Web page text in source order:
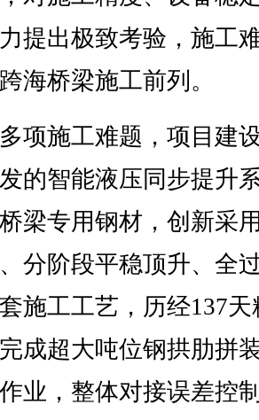
提出极致考验，施工
海桥梁施工前列。
施工难题，项目建
的智能液压同步提升
梁专用钢材，创新采
分阶段平稳顶升、全
施工工艺，历经137天
成超大吨位钢拱肋拼
业，整体对接误差控